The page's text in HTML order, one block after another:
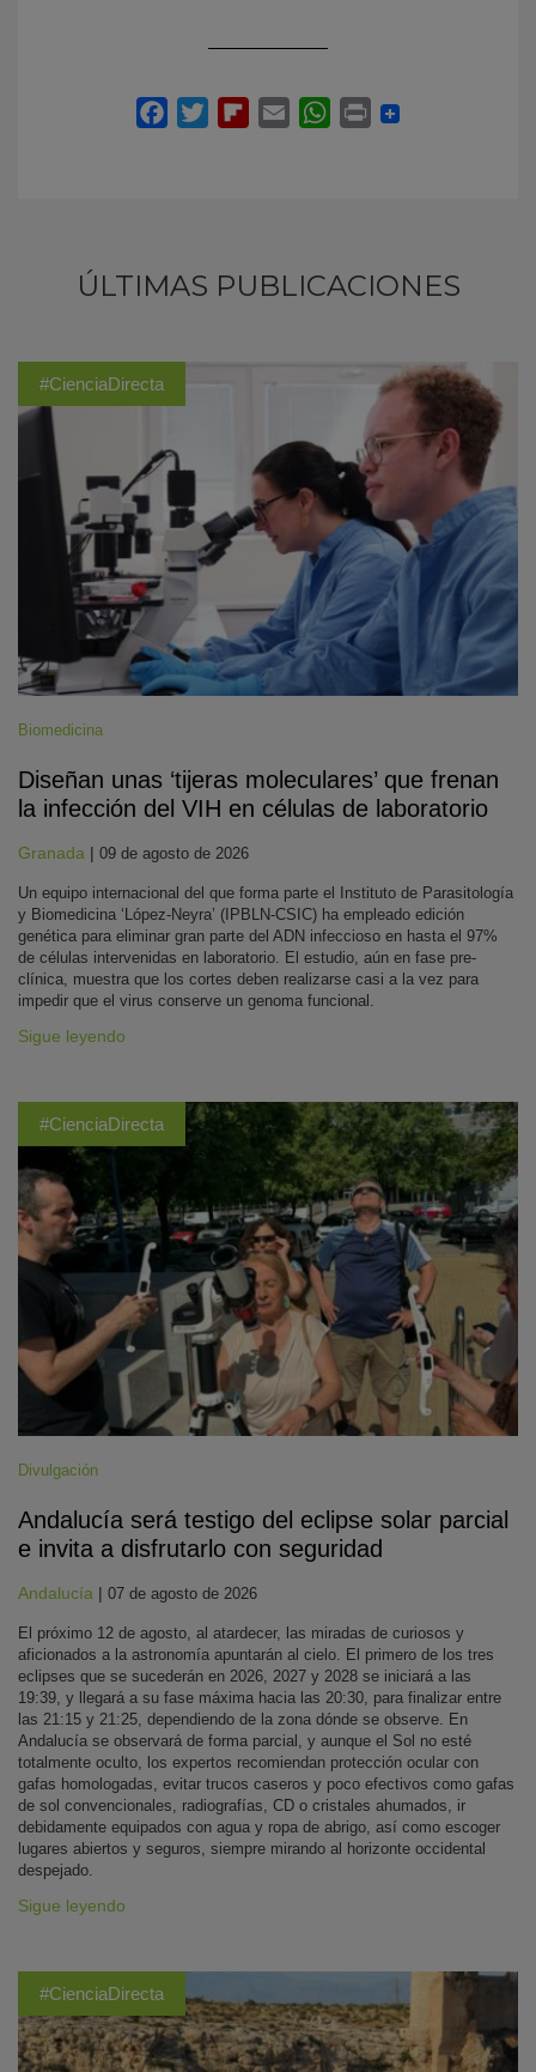
ÚLTIMAS PUBLICACIONES
#CienciaDirecta
Biomedicina
Diseñan unas ‘tijeras moleculares’ que frenan
la infección del VIH en células de laboratorio
Granada | 09 de agosto de 2026
Un equipo internacional del que forma parte el Instituto de Parasitología
y Biomedicina ‘López-Neyra’ (IPBLN-CSIC) ha empleado edición
genética para eliminar gran parte del ADN infeccioso en hasta el 97%
de células intervenidas en laboratorio. El estudio, aún en fase pre-
clínica, muestra que los cortes deben realizarse casi a la vez para
impedir que el virus conserve un genoma funcional.
Sigue leyendo
#CienciaDirecta
Divulgación
Andalucía será testigo del eclipse solar parcial
e invita a disfrutarlo con seguridad
Andalucía | 07 de agosto de 2026
El próximo 12 de agosto, al atardecer, las miradas de curiosos y
aficionados a la astronomía apuntarán al cielo. El primero de los tres
eclipses que se sucederán en 2026, 2027 y 2028 se iniciará a las
19:39, y llegará a su fase máxima hacia las 20:30, para finalizar entre
las 21:15 y 21:25, dependiendo de la zona dónde se observe. En
Andalucía se observará de forma parcial, y aunque el Sol no esté
totalmente oculto, los expertos recomiendan protección ocular con
gafas homologadas, evitar trucos caseros y poco efectivos como gafas
de sol convencionales, radiografías, CD o cristales ahumados, ir
debidamente equipados con agua y ropa de abrigo, así como escoger
lugares abiertos y seguros, siempre mirando al horizonte occidental
despejado.
Sigue leyendo
#CienciaDirecta